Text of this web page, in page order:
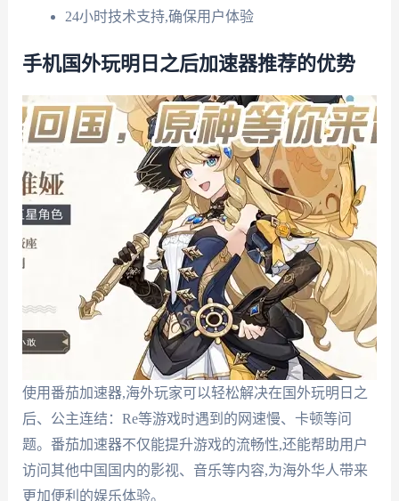
24小时技术支持,确保用户体验
手机国外玩明日之后加速器推荐的优势
使用番茄加速器,海外玩家可以轻松解决在国外玩明日之
后、公主连结：Re等游戏时遇到的网速慢、卡顿等问
题。番茄加速器不仅能提升游戏的流畅性,还能帮助用户
访问其他中国国内的影视、音乐等内容,为海外华人带来
更加便利的娱乐体验。